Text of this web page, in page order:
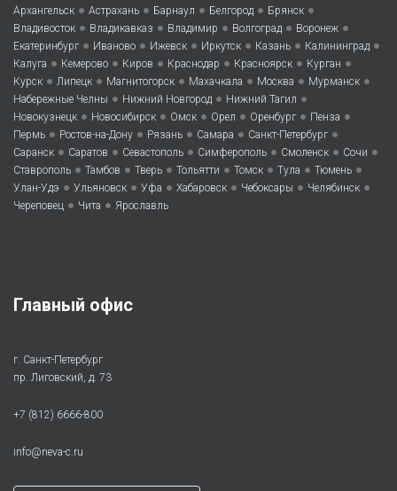
Архангельск • Астрахань • Барнаул • Белгород • Брянск •
Владивосток • Владикавказ • Владимир • Волгоград • Воронеж •
Екатеринбург • Иваново • Ижевск • Иркутск • Казань • Калининград •
Калуга • Кемерово • Киров • Краснодар • Красноярск • Курган •
Курск • Липецк • Магнитогорск • Махачкала • Москва • Мурманск •
Набережные Челны • Нижний Новгород • Нижний Тагил •
Новокузнецк • Новосибирск • Омск • Орел • Оренбург • Пенза •
Пермь • Ростов-на-Дону • Рязань • Самара • Санкт-Петербург •
Саранск • Саратов • Севастополь • Симферополь • Смоленск • Сочи •
Ставрополь • Тамбов • Тверь • Тольятти • Томск • Тула • Тюмень •
Улан-Удэ • Ульяновск • Уфа • Хабаровск • Чебоксары • Челябинск •
Череповец • Чита • Ярославль
Главный офис
г. Санкт-Петербург
пр. Лиговский, д. 73
+7 (812) 6666-800
info@neva-c.ru